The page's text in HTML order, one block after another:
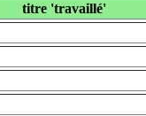
titre 'travaillé'